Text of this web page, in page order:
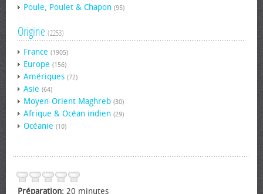
Poule, Poulet & Chapon (95)
Origine (2253)
France (1905)
Europe (156)
Amériques (72)
Asie (64)
Moyen-Orient Maghreb (30)
Afrique & Océan indien (29)
Océanie (10)
Préparation: 20 minutes